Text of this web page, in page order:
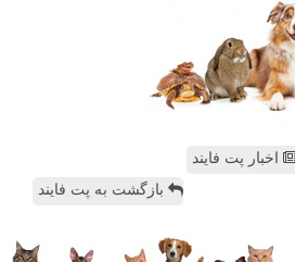
اخبار پت فایند
بازگشت به پت فایند